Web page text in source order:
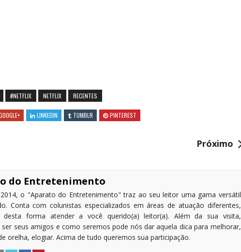
#NETFLIX NETFLIX RECENTES
LINKEDIN TUMBLR PINTEREST
Próximo
do Entretenimento
o "Aparato do Entretenimento" traz ao seu leitor uma gama versátil
Conta com colunistas especializados em áreas de atuação diferentes,
desta forma atender a você querido(a) leitor(a). Além da sua visita,
seus amigos e como seremos pode nós dar aquela dica para melhorar,
orelha, elogiar. Acima de tudo queremos sua participação.